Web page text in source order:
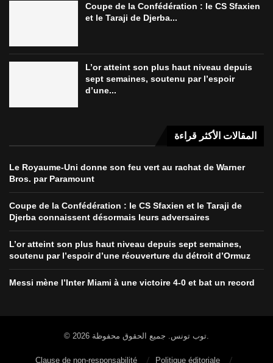
Coupe de la Confédération : le CS Sfaxien
et le Taraji de Djerba...
L’or atteint son plus haut niveau depuis
sept semaines, soutenu par l’espoir
d’une...
المقالات الأكثر قراءة
Le Royaume-Uni donne son feu vert au rachat de Warner
Bros. par Paramount
Coupe de la Confédération : le CS Sfaxien et le Taraji de
Djerba connaissent désormais leurs adversaires
L’or atteint son plus haut niveau depuis sept semaines,
soutenu par l’espoir d’une réouverture du détroit d’Ormuz
Messi mène l’Inter Miami à une victoire 4-0 et bat un record
© 2026 توب تونس. جميع الحقوق محفوظة.
Clause de non-responsabilité Politique éditoriale